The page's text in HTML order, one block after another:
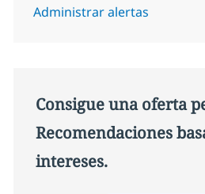
Administrar alertas
Consigue una oferta
Recomendaciones
intereses.